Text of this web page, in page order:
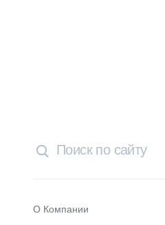
О Компании